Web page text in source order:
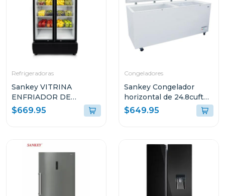
Refrigeradoras
Sankey VITRINA
ENFRIADOR DE
20CUFT RFD20N
$669.95
Congeladores
Sankey Congelador
horizontal de 24.8cuft
(aprox) 2871
$649.95